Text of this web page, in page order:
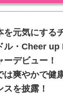
を元気にする
ル・Cheer up
ーデビュー
は爽やかで健
スを披露！